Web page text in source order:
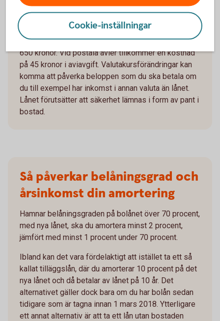
Exemplet bygger på månatliga aviseringar, utan
uppläggningsavgift eller aviseringskostnad,
förutsatt att du är Nyckelkund och aviseras digitalt.
För ej Nyckelkund tillkommer uppläggningsavgift på
650 kronor. Vid postala avier tillkommer en kostnad
på 45 kronor i aviavgift. Valutakursförändringar kan
komma att påverka beloppen som du ska betala om
du till exempel har inkomst i annan valuta än lånet.
Lånet förutsätter att säkerhet lämnas i form av pant i
bostad.
Så påverkar belåningsgrad och
årsinkomst din amortering
Hamnar belåningsgraden på bolånet över 70 procent,
med nya lånet, ska du amortera minst 2 procent,
jämfört med minst 1 procent under 70 procent.
Ibland kan det vara fördelaktigt att istället ta ett så
kallat tilläggslån, där du amorterar 10 procent på det
nya lånet och då betalar av lånet på 10 år. Det
alternativet gäller dock bara om du har bolån sedan
tidigare som är tagna innan 1 mars 2018. Ytterligare
ett annat alternativ är att ta ett lån utan bostaden
Cookie-inställningar